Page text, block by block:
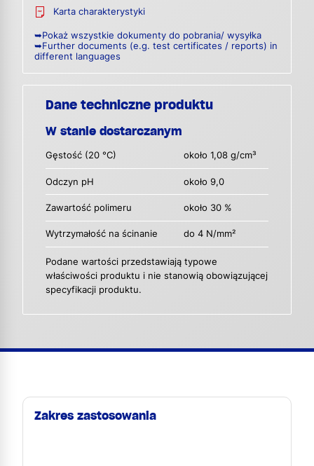
Karta charakterystyki
➥Pokaż wszystkie dokumenty do pobrania/ wysyłka
➥Further documents (e.g. test certificates / reports) in
different languages
Dane techniczne produktu
W stanie dostarczanym
Gęstość (20 °C) około 1,08 g/cm³
Odczyn pH około 9,0
Zawartość polimeru około 30 %
Wytrzymałość na ścinanie do 4 N/mm²
Podane wartości przedstawiają typowe
właściwości produktu i nie stanowią obowiązującej
specyfikacji produktu.
Zakres zastosowania